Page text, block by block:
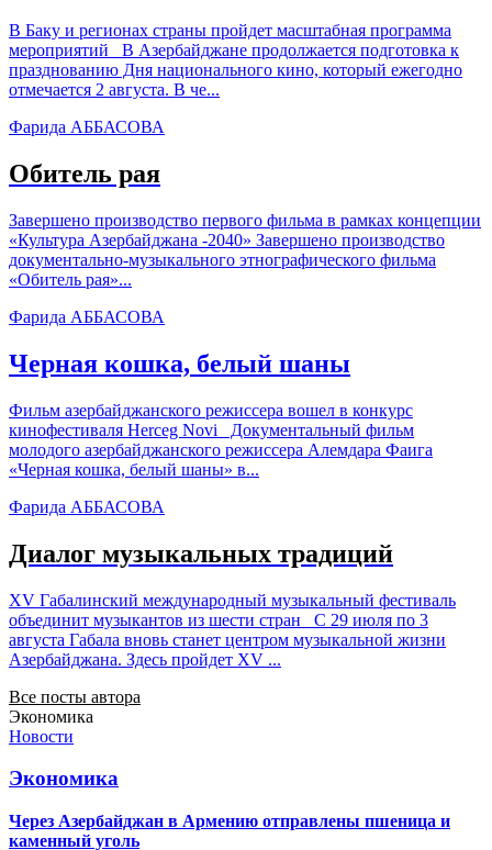
В Баку и регионах страны пройдет масштабная программа
мероприятий В Азербайджане продолжается подготовка к
празднованию Дня национального кино, который ежегодно
отмечается 2 августа. В че...
Фарида АББАСОВА
Обитель рая
Завершено производство первого фильма в рамках концепции
«Культура Азербайджана -2040» Завершено производство
документально-музыкального этнографического фильма
«Обитель рая»...
Фарида АББАСОВА
Черная кошка, белый шаны
Фильм азербайджанского режиссера вошел в конкурс
кинофестиваля Herceg Novi Документальный фильм
молодого азербайджанского режиссера Алемдара Фаига
«Черная кошка, белый шаны» в...
Фарида АББАСОВА
Диалог музыкальных традиций
XV Габалинский международный музыкальный фестиваль
объединит музыкантов из шести стран С 29 июля по 3
августа Габала вновь станет центром музыкальной жизни
Азербайджана. Здесь пройдет XV ...
Все посты автора
Экономика
Новости
Экономика
Через Азербайджан в Армению отправлены пшеница и
каменный уголь